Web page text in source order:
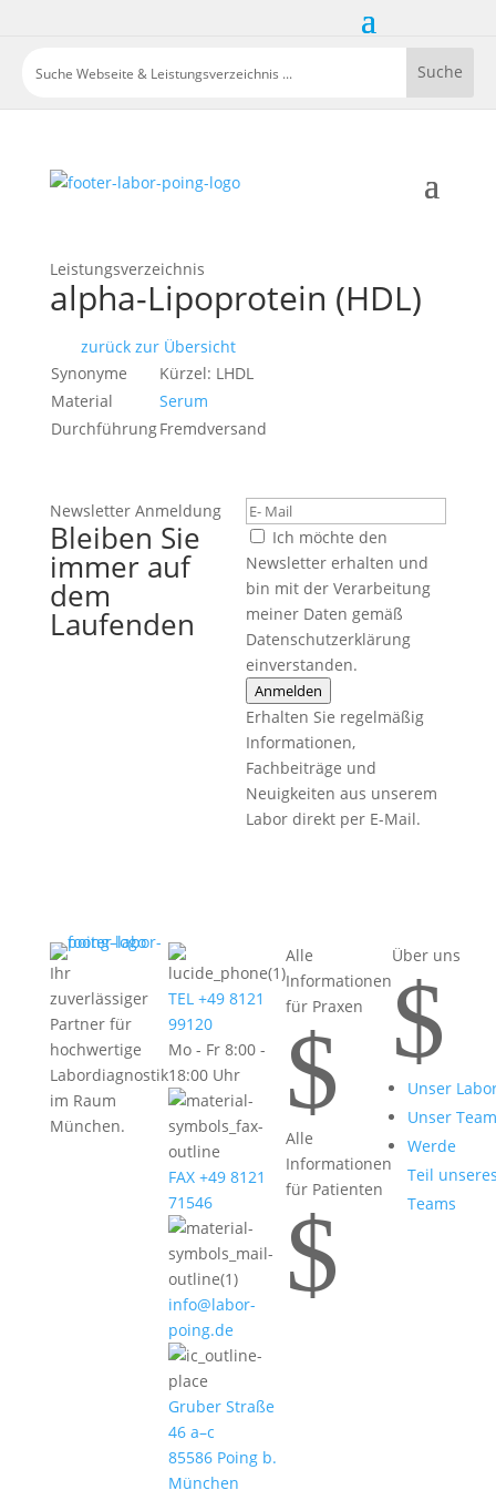
Leistungsverzeichnis
alpha-Lipoprotein (HDL)
zurück zur Übersicht
Synonyme
Kürzel: LHDL
Material
Serum
DurchführungFremdversand
Newsletter Anmeldung
Bleiben Sie
immer auf
dem
Laufenden
Ich möchte den
Newsletter erhalten und
bin mit der Verarbeitung
meiner Daten gemäß
Datenschutzerklärung
einverstanden.
Anmelden
Erhalten Sie regelmäßig
Informationen,
Fachbeiträge und
Neuigkeiten aus unserem
Labor direkt per E-Mail.
Ihr
zuverlässiger
Partner für
hochwertige
Labordiagnostik
im Raum
München.
TEL +49 8121
99120
Mo - Fr 8:00 -
18:00 Uhr
FAX +49 8121
71546
info@labor-
poing.de
Gruber Straße
46 a–c
85586 Poing b.
München
Alle
Informationen
für Praxen
$
Alle
Informationen
für Patienten
$
Über uns
$
Unser
Unser Team
Werde
Teil
Teams